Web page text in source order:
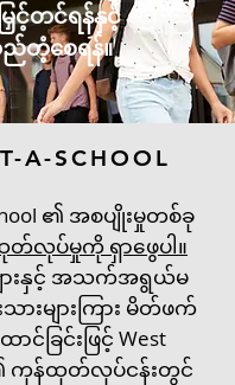
ြှင့်တင်ရန်နှင့် ရေရှည်
တံ့စေရန်။
A-SCHOOL
၏ အစပျိုးမှုတစ်ခု
လုပ်မှုကို ရှာဖွေပါ။
ားနှင့် အသက်အရွယ်မ
သားများကြား မိတ်ဖက်
ာင်ခြင်းဖြင့် West
၏ ကုန်ထုတ်လုပ်ငန်းတွင်